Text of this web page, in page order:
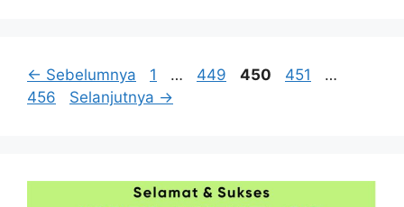
← Sebelumnya Halaman
1 … Halaman
449 Halaman
450 Halaman
451 …
456
Selanjutnya →